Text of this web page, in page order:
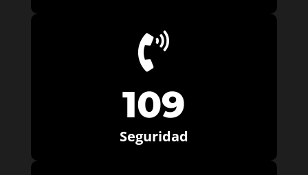

109
Seguridad